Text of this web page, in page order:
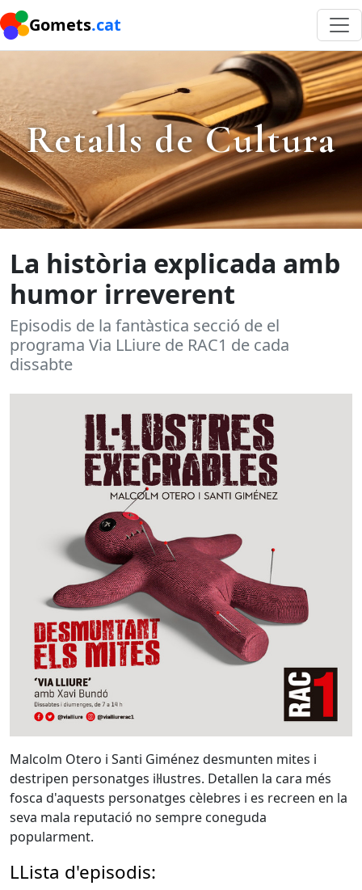
Gomets.cat
Retalls de Cultura
La història explicada amb
humor irreverent
Episodis de la fantàstica secció de el
programa Via LLiure de RAC1 de cada
dissabte
Malcolm Otero i Santi Giménez desmunten mites i
destripen personatges il·lustres. Detallen la cara més
fosca d'aquests personatges cèlebres i es recreen en la
seva mala reputació no sempre coneguda
popularment.
LLista d'episodis: